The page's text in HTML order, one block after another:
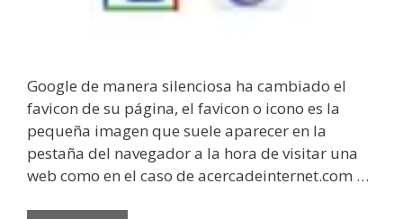
Google de manera silenciosa ha cambiado el
favicon de su página, el favicon o icono es la
pequeña imagen que suele aparecer en la
pestaña del navegador a la hora de visitar una
web como en el caso de acercadeinternet.com …